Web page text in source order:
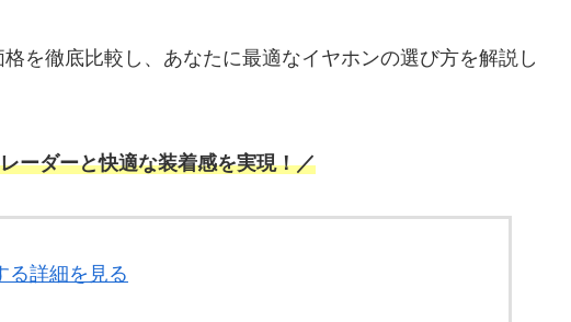
を徹底比較し、あなたに最適なイヤホンの選び方を解説し
ーダーと快適な装着感を実現！／
る詳細を見る